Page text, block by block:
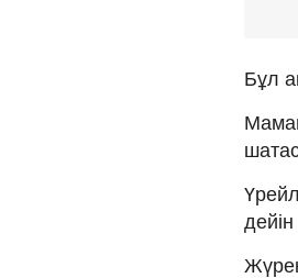
Бұл